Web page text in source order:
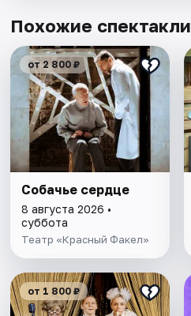
Похожие спектакли
от 2 800 ₽
Собачье сердце
8 августа 2026 •
суббота
Театр «Красный Факел»
от 1 800 ₽